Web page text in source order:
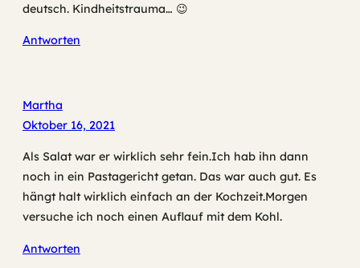
deutsch. Kindheitstrauma… 😉
Antworten
Martha
Oktober 16, 2021
Als Salat war er wirklich sehr fein.Ich hab ihn dann
noch in ein Pastagericht getan. Das war auch gut. Es
hängt halt wirklich einfach an der Kochzeit.Morgen
versuche ich noch einen Auflauf mit dem Kohl.
Antworten